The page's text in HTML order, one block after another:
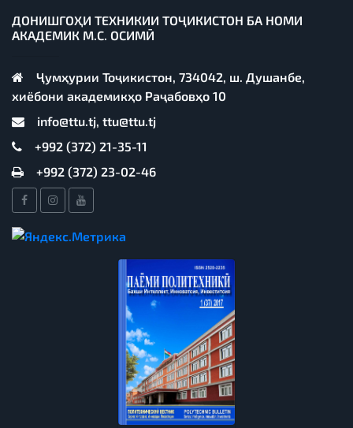
ДОНИШГОҲИ ТЕХНИКИИ ТОҶИКИСТОН БА НОМИ
АКАДЕМИК М.С. ОСИМӢ
Ҷумҳурии Тоҷикистон, 734042, ш. Душанбе,
хиёбони академикҳо Раҷабовҳо 10
info@ttu.tj, ttu@ttu.tj
+992 (372) 21-35-11
+992 (372) 23-02-46